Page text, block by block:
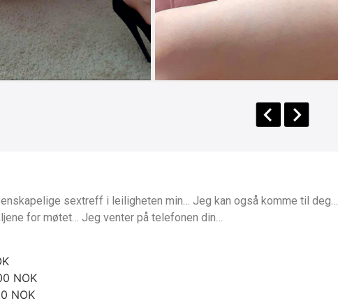
sextreff i leiligheten min… Jeg kan også komme til deg…
for møtet… Jeg venter på telefonen din…
NOK
NOK